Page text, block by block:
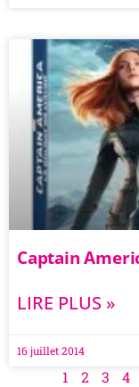
Captain
LIRE PLUS »
16 juillet 2014
1 2 3 4